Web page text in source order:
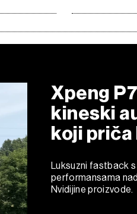
Xpeng
kineski
koji priča
Luksuzni fastback
performansama
Nvidijine proizvode.